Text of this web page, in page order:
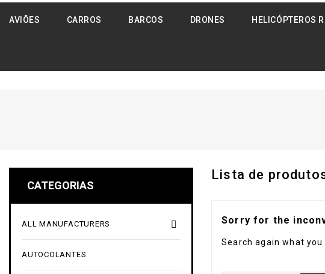
AVIÕES CARROS BARCOS DRONES HELICÓPTEROS
CATEGORIAS

ALL MANUFACTURERS
AUTOCOLANTES
Lista de
Sorry for the
Search again what